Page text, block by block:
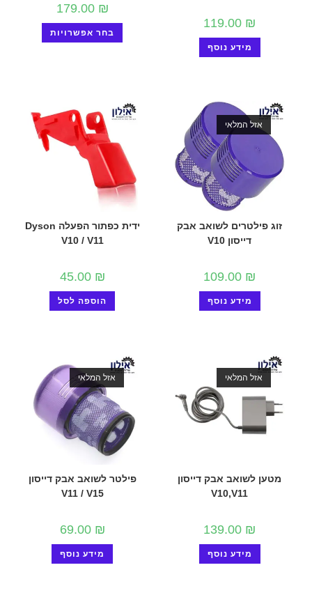
119.00 ₪
מידע נוסף
179.00 ₪
בחר אפשרויות
אזל המלאי
זוג פילטרים לשואב אבק
דייסון V10
109.00 ₪
מידע נוסף
ידית כפתור הפעלה Dyson
V10 / V11
45.00 ₪
הוספה לסל
אזל המלאי
מטען לשואב אבק דייסון
V10,V11
139.00 ₪
מידע נוסף
אזל המלאי
פילטר לשואב אבק דייסון
V11 / V15
69.00 ₪
מידע נוסף